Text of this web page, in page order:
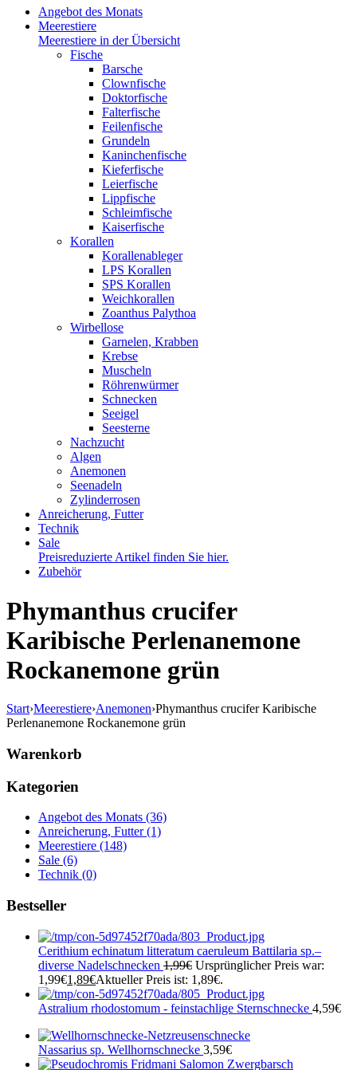
Angebot des Monats
Meerestiere
Meerestiere in der Übersicht
Fische
Barsche
Clownfische
Doktorfische
Falterfische
Feilenfische
Grundeln
Kaninchenfische
Kieferfische
Leierfische
Lippfische
Schleimfische
Kaiserfische
Korallen
Korallenableger
LPS Korallen
SPS Korallen
Weichkorallen
Zoanthus Palythoa
Wirbellose
Garnelen, Krabben
Krebse
Muscheln
Röhrenwürmer
Schnecken
Seeigel
Seesterne
Nachzucht
Algen
Anemonen
Seenadeln
Zylinderrosen
Anreicherung, Futter
Technik
Sale
Preisreduzierte Artikel finden Sie hier.
Zubehör
Phymanthus crucifer
Karibische Perlenanemone
Rockanemone grün
Start›Meerestiere›Anemonen›Phymanthus crucifer Karibische
Perlenanemone Rockanemone grün
Warenkorb
Kategorien
Angebot des Monats (36)
Anreicherung, Futter (1)
Meerestiere (148)
Sale (6)
Technik (0)
Bestseller
Cerithium echinatum litteratum caeruleum Battilaria sp.–
diverse Nadelschnecken 1,99€ Ursprünglicher Preis war:
1,99€1,89€Aktueller Preis ist: 1,89€.
Astralium rhodostomum - feinstachlige Sternschnecke 4,59€
Nassarius sp. Wellhornschnecke 3,59€